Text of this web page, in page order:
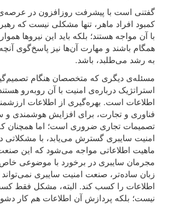
گفتنی است با پیشرفت روزافزون در
کمبود افراد ماهر، تنها مشکلی نیست که
با آن مواجه هستند؛ بلکه باید این نیروها
همگام باشند و مهارت آن‌ها نیز پاسخ‌گوی
به رشد می‌طلبد، باشد.
مسئله‌ی دیگری که متخصصان هنگام
استراتژیک درباره‌ی امنیت با آن رو‌به‌رو
اطلاعات است. بهره‌گیری از اطلاعات
فناوری و تجارت، برای افزایش هوشمندی و
تصمیمات تجاری ضروری است؛ اما همچنان
امنیت سایبری گسترش می‌یابد، با مشکلاتی
ماهیت اطلاعاتی مواجه می‌شود که این صنعت
مجرمان سایبری در برخورد با موضوعی خاص
زبان ساده‌تر، صنعت امنیت سایبری
اطلاعات را کسب کند. البته، مشکل فقط
نیست؛ بلکه پردازش آن اطلاعات هم کار